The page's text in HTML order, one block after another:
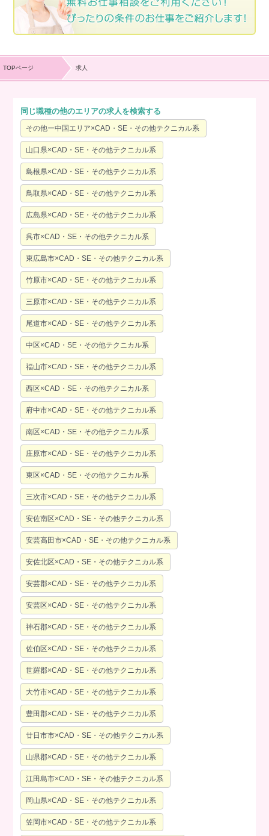
TOPページ 求人
同じ職種の他のエリアの求人を検索する
その他ー中国エリア×CAD・SE・その他テクニカル系
山口県×CAD・SE・その他テクニカル系
島根県×CAD・SE・その他テクニカル系
鳥取県×CAD・SE・その他テクニカル系
広島県×CAD・SE・その他テクニカル系
呉市×CAD・SE・その他テクニカル系
東広島市×CAD・SE・その他テクニカル系
竹原市×CAD・SE・その他テクニカル系
三原市×CAD・SE・その他テクニカル系
尾道市×CAD・SE・その他テクニカル系
中区×CAD・SE・その他テクニカル系
福山市×CAD・SE・その他テクニカル系
西区×CAD・SE・その他テクニカル系
府中市×CAD・SE・その他テクニカル系
南区×CAD・SE・その他テクニカル系
庄原市×CAD・SE・その他テクニカル系
東区×CAD・SE・その他テクニカル系
三次市×CAD・SE・その他テクニカル系
安佐南区×CAD・SE・その他テクニカル系
安芸高田市×CAD・SE・その他テクニカル系
安佐北区×CAD・SE・その他テクニカル系
安芸郡×CAD・SE・その他テクニカル系
安芸区×CAD・SE・その他テクニカル系
神石郡×CAD・SE・その他テクニカル系
佐伯区×CAD・SE・その他テクニカル系
世羅郡×CAD・SE・その他テクニカル系
大竹市×CAD・SE・その他テクニカル系
豊田郡×CAD・SE・その他テクニカル系
廿日市市×CAD・SE・その他テクニカル系
山県郡×CAD・SE・その他テクニカル系
江田島市×CAD・SE・その他テクニカル系
岡山県×CAD・SE・その他テクニカル系
笠岡市×CAD・SE・その他テクニカル系